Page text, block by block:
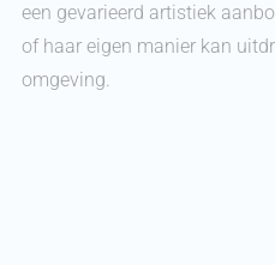
een gevarieerd artistiek
of haar eigen manier kan
omgeving.